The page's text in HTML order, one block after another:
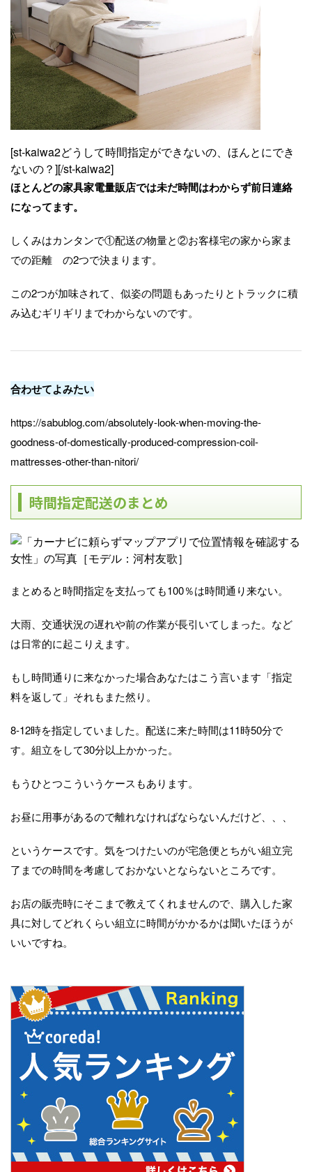
[st-kaiwa2どうして時間指定ができないの、ほんとにでき
ないの？][/st-kaiwa2]
ほとんどの家具家電量販店では未だ時間はわからず前日連絡
になってます。
しくみはカンタンで①配送の物量と②お客様宅の家から家ま
での距離 の2つで決まります。
この2つが加味されて、似姿の問題もあったりとトラックに積
み込むギリギリまでわからないのです。
合わせてよみたい
https://sabublog.com/absolutely-look-when-moving-the-
goodness-of-domestically-produced-compression-coil-
mattresses-other-than-nitori/
時間指定配送のまとめ
まとめると時間指定を支払っても100％は時間通り来ない。
大雨、交通状況の遅れや前の作業が長引いてしまった。など
は日常的に起こりえます。
もし時間通りに来なかった場合あなたはこう言います「指定
料を返して」それもまた然り。
8-12時を指定していました。配送に来た時間は11時50分で
す。組立をして30分以上かかった。
もうひとつこういうケースもあります。
お昼に用事があるので離れなければならないんだけど、、、
というケースです。気をつけたいのが宅急便とちがい組立完
了までの時間を考慮しておかないとならないところです。
お店の販売時にそこまで教えてくれませんので、購入した家
具に対してどれくらい組立に時間がかかるかは聞いたほうが
いいですね。